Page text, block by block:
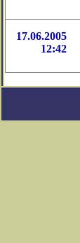
17.06.2005
12:42